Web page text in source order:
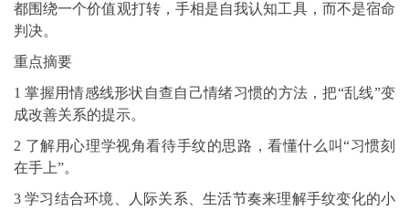
都围绕一个价值观打转，手相是自我认知工具，而不是宿命
判决。
重点摘要
1 掌握用情感线形状自查自己情绪习惯的方法，把“乱线”变
成改善关系的提示。
2 了解用心理学视角看待手纹的思路，看懂什么叫“习惯刻
在手上”。
3 学习结合环境、人际关系、生活节奏来理解手纹变化的小